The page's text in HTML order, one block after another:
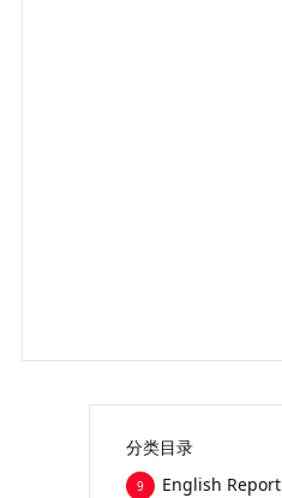
分类目录
English Report
9